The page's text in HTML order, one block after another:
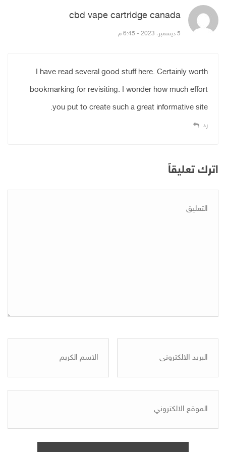
cbd vape cartridge canada
5 ديسمبر، 2023 - 6:45 م
I have read several good stuff here. Certainly worth
bookmarking for revisiting. I wonder how much effort
you put to create such a great informative site.
رد
اترك تعليقاً